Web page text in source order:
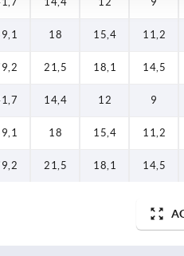
18 15,4 11,2
21,5 18,1 14,5
14,4 12 9
18 15,4 11,2
21,5 18,1 14,5